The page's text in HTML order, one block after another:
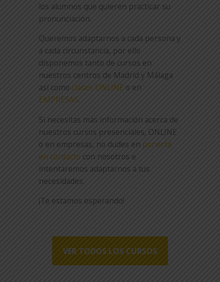
los alumnos que quieren practicar su
pronunciación.
Queremos adaptarnos a cada persona y
a cada circunstancia, por ello
disponemos tanto de cursos en
nuestros centros de Madrid y Málaga
así como clases ONLINE o en
EMPRESAS.
Si necesitas más información acerca de
nuestros cursos presenciales, ONLINE
o en empresas, no dudes en ponerte
en contacto con nosotros e
intentaremos adaptarnos a tus
necesidades.
¡Te estamos esperando!
VER TODOS LOS CURSOS